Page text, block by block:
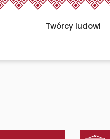
Twórcy ludowi